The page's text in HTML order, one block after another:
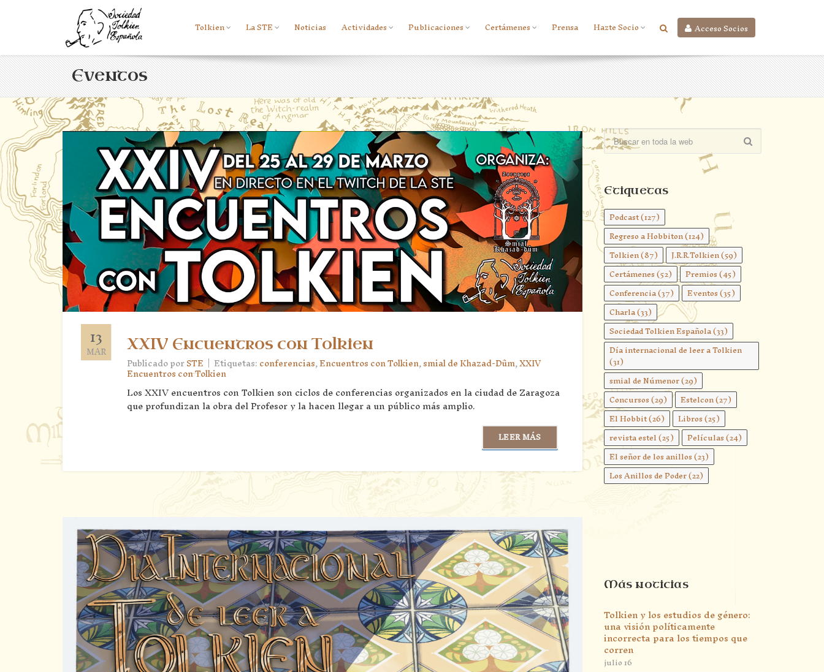
Acceso Socios
Tolkien La STE Noticias Actividades Publicaciones Certámenes Prensa Hazte Socio
Eventos
13
MAR XXIV Encuentros con Tolkien
Publicado porSTE | Etiquetas:conferencias,Encuentros con Tolkien,smial de Khazad-Dûm,XXIV
Encuentros con Tolkien
Los XXIV encuentros con Tolkien son ciclos de conferencias organizados en la ciudad de Zaragoza
que profundizan la obra del Profesor y la hacen llegar a un público más amplio.
LEER MÁS
Etiquetas
Podcast(127)
Regreso a Hobbiton(124)
Tolkien(87) J.R.R.Tolkien(59)
Certámenes(52) Premios(45)
Conferencia(37) Eventos(35)
Charla(33)
Sociedad Tolkien Española(33)
Día internacional de leer a Tolkien
(31)
smial de Númenor(29)
Concursos(29) Estelcon(27)
El Hobbit(26) Libros(25)
revista estel(25) Películas(24)
El señor de los anillos(23)
Los Anillos de Poder(22)
Más noticias
Tolkien y los estudios de género:
una visión políticamente
incorrecta para los tiempos que
corren
julio 16